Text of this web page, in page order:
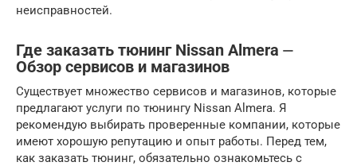
неисправностей.
Где заказать тюнинг Nissan Almera ⏤
Обзор сервисов и магазинов
Существует множество сервисов и магазинов, которые
предлагают услуги по тюнингу Nissan Almera. Я
рекомендую выбирать проверенные компании, которые
имеют хорошую репутацию и опыт работы. Перед тем,
как заказать тюнинг, обязательно ознакомьтесь с